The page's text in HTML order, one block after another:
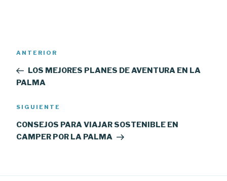
entradas
Entrada
ANTERIOR
LOS MEJORES PLANES DE AVENTURA EN LA
PALMA
Siguiente
SIGUIENTE
CONSEJOS PARA VIAJAR SOSTENIBLE EN
CAMPER POR LA PALMA